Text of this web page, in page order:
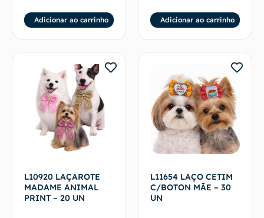
Adicionar ao carrinho Adicionar ao carrinho
L10920 LAÇAROTE
MADAME ANIMAL
PRINT – 20 UN
L11654 LAÇO CETIM
C/BOTON MÃE – 30
UN